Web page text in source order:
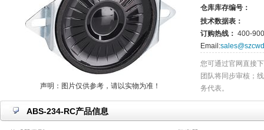
声明：图片仅供参考，请以实物为准！
仓库库存编号：
技术数据表：
订购热线： 400-
Email:
您可通过官网直接
团队将同步审核；
务代表。
ABS-234-RC产品信息